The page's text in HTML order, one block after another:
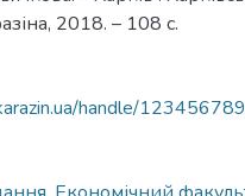
2018. – 108 с.
handle/